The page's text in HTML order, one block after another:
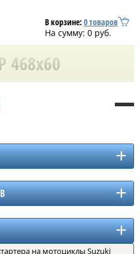
В корзине: 0товаров
На сумму: 0 руб.
на мотоциклы Suzuki